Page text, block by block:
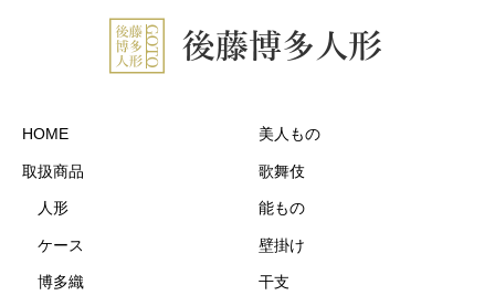
HOME
取扱商品
人形
ケース
博多織
美人もの
歌舞伎
能もの
壁掛け
干支